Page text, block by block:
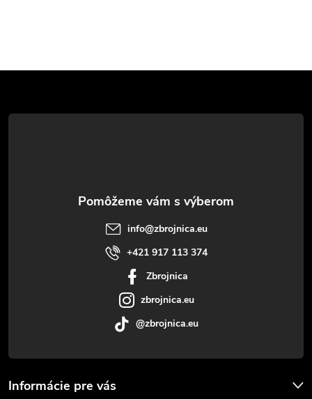
á
Informácie pre vás
info@zbrojnica.eu
+421 917 113 374
Zbrojnica
zbrojnica.eu
@zbrojnica.eu